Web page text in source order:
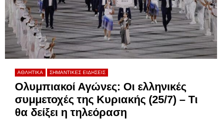
ΑΘΛΗΤΙΚΑ ΣΗΜΑΝΤΙΚΕΣ ΕΙΔΗΣΕΙΣ
Ολυμπιακοί Αγώνες: Οι ελληνικές
συμμετοχές της Κυριακής (25/7) – Τι
θα δείξει η τηλεόραση